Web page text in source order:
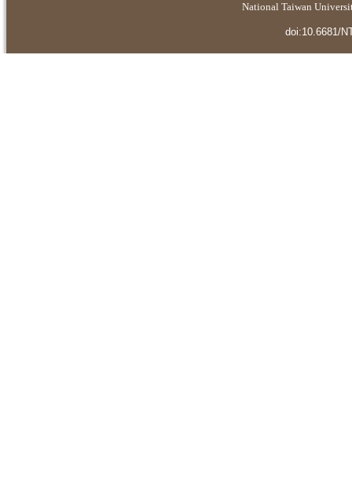
National Taiwan
doi:10.6681/